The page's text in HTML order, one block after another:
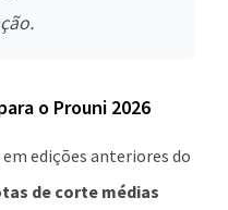
o Prouni 2026
edições anteriores do
de corte médias